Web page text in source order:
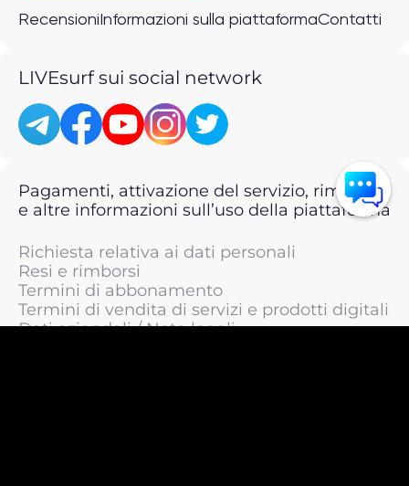
Recensioni Informazioni sulla piattaformaContatti
LIVEsurf sui social network
Pagamenti, attivazione del servizio, rimborsi
e altre informazioni sull’uso della piattaforma
Richiesta relativa ai dati personali
Resi e rimborsi
Termini di abbonamento
Termini di vendita di servizi e prodotti digitali
Dati aziendali / Note legali